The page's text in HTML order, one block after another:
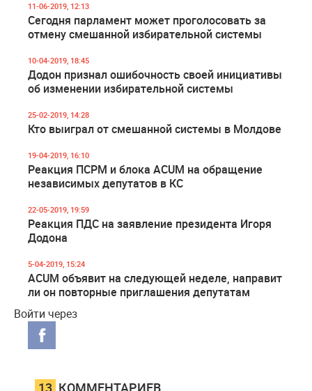
11-06-2019, 12:13
Сегодня парламент может проголосовать за
отмену смешанной избирательной системы
10-04-2019, 18:45
Додон признал ошибочность своей инициативы
об изменении избирательной системы
25-02-2019, 14:28
Кто выиграл от смешанной системы в Молдове
19-04-2019, 16:10
Реакция ПСРМ и блока ACUM на обращение
независимых депутатов в КС
22-05-2019, 19:59
Реакция ПДС на заявление президента Игоря
Додона
5-04-2019, 15:24
ACUM объявит на следующей неделе, направит
ли он повторные приглашения депутатам
Войти через
13 КОММЕНТАРИЕВ